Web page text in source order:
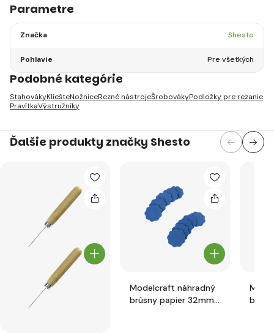
Parametre
Značka Shesto
Pohlavie Pre všetkých
Podobné kategórie
StahovákyKliešteNožniceRezné nástrojeŠrobovákyPodložky pre rezanie
PravítkaVýstružníky
Ďalšie produkty značky Shesto
Modelcraft náhradný
brúsny papier 32mm